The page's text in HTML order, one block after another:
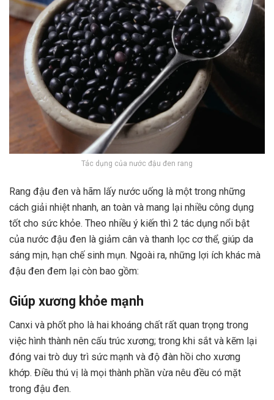
Tác dụng của nước đậu đen rang
Rang đậu đen và hãm lấy nước uống là một trong những
cách giải nhiệt nhanh, an toàn và mang lại nhiều công dụng
tốt cho sức khỏe. Theo nhiều ý kiến thì 2 tác dụng nổi bật
của nước đậu đen là giảm cân và thanh lọc cơ thể, giúp da
sáng mịn, hạn chế sinh mụn. Ngoài ra, những lợi ích khác mà
đậu đen đem lại còn bao gồm:
Giúp xương khỏe mạnh
Canxi và phốt pho là hai khoáng chất rất quan trọng trong
việc hình thành nên cấu trúc xương; trong khi sắt và kẽm lại
đóng vai trò duy trì sức mạnh và độ đàn hồi cho xương
khớp. Điều thú vị là mọi thành phần vừa nêu đều có mặt
trong đậu đen.